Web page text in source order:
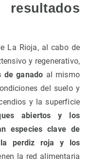
La Rioja, al cabo de
y regenerativo,
de ganado al mismo
del suelo y
y la superficie
abiertos y los
especies clave de
perdiz roja y los
la red alimentaria